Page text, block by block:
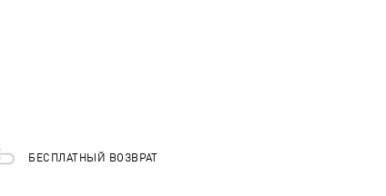
БЕСПЛАТНЫЙ ВОЗВРАТ